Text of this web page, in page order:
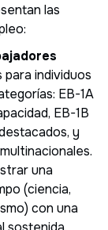
las
para individuos
EB-1A
EB-1B
y
una
(ciencia,
con una